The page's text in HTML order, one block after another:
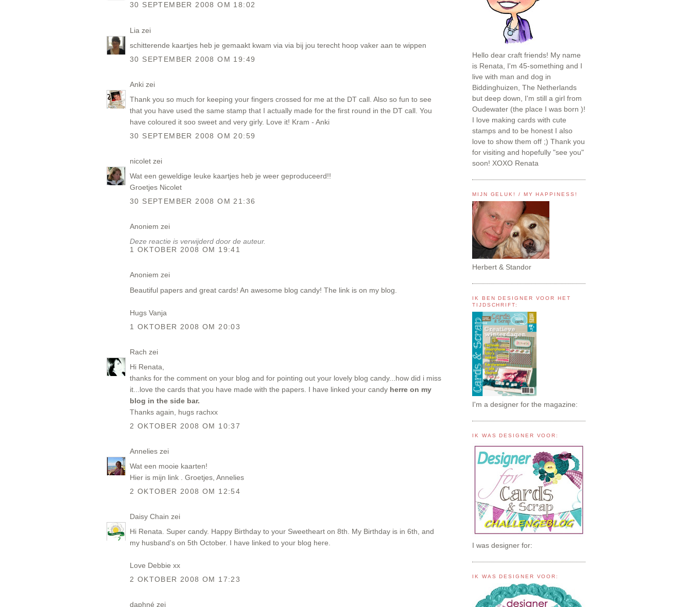
30 SEPTEMBER 2008 OM 18:02
Lia zei
schitterende kaartjes heb je gemaakt kwam via via bij jou terecht hoop vaker aan te wippen
30 SEPTEMBER 2008 OM 19:49
Anki zei
Thank you so much for keeping your fingers crossed for me at the DT call. Also so fun to see
that you have used the same stamp that I actually made for the first round in the DT call. You
have coloured it soo sweet and very girly. Love it! Kram - Anki
30 SEPTEMBER 2008 OM 20:59
nicolet zei
Wat een geweldige leuke kaartjes heb je weer geproduceerd!!
Groetjes Nicolet
30 SEPTEMBER 2008 OM 21:36
Anoniem zei
Deze reactie is verwijderd door de auteur.
1 OKTOBER 2008 OM 19:41
Anoniem zei
Beautiful papers and great cards! An awesome blog candy! The link is on my blog.
Hugs Vanja
1 OKTOBER 2008 OM 20:03
Rach zei
Hi Renata,
thanks for the comment on your blog and for pointing out your lovely blog candy...how did i miss
it...love the cards that you have made with the papers. I have linked your candy herre on my
blog in the side bar.
Thanks again, hugs rachxx
2 OKTOBER 2008 OM 10:37
Annelies zei
Wat een mooie kaarten!
Hier is mijn link
. Groetjes, Annelies
2 OKTOBER 2008 OM 12:54
Daisy Chain zei
Hi Renata. Super candy. Happy Birthday to your Sweetheart on 8th. My Birthday is in 6th, and
my husband's on 5th October. I have linked to your blog here.
Love Debbie xx
2 OKTOBER 2008 OM 17:23
daphné zei
Hello dear craft friends! My name
is Renata, I'm 45-something and I
live with man and dog in
Biddinghuizen, The Netherlands
but deep down, I'm still a girl from
Oudewater (the place I was born )!
I love making cards with cute
stamps and to be honest I also
love to show them off ;) Thank you
for visiting and hopefully "see you"
soon! XOXO Renata
MIJN GELUK! / MY HAPPINESS!
Herbert & Standor
IK BEN DESIGNER VOOR HET
TIJDSCHRIFT:
I'm a designer for the magazine:
IK WAS DESIGNER VOOR:
I was designer for:
IK WAS DESIGNER VOOR: